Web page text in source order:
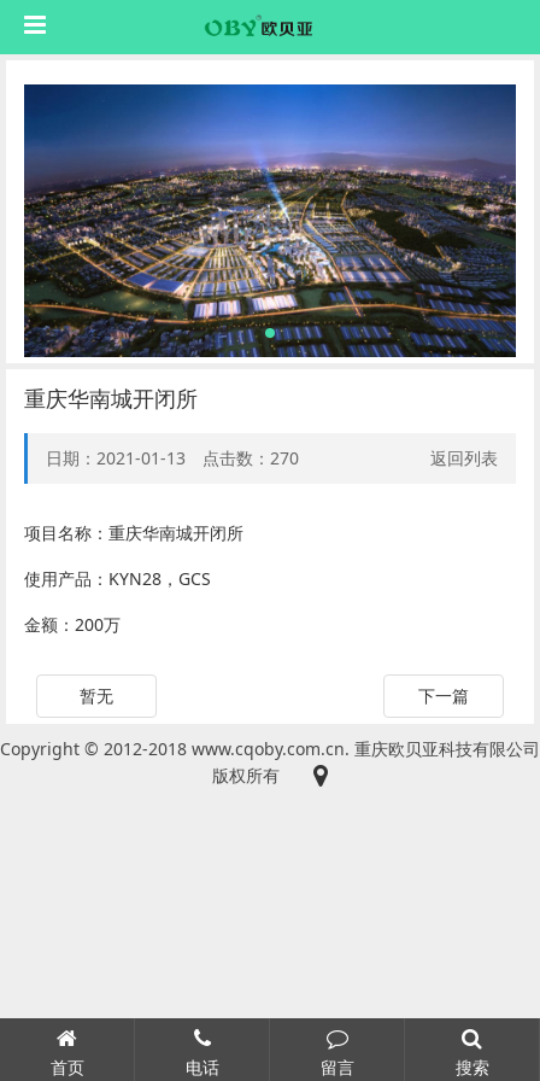
重庆华南城开闭所
日期：2021-01-13 点击数： 270 返回列表
项目名称：重庆华南城开闭所
使用产品：KYN28，GCS
金额：200万
暂无 下一篇
Copyright © 2012-2018 www.cqoby.com.cn. 重庆欧贝亚科技有限公司
版权所有
首页 电话 留言 搜索